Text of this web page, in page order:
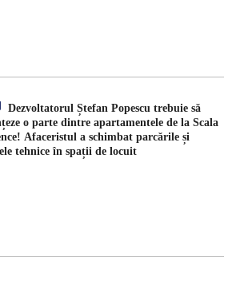
Dezvoltatorul Ștefan Popescu trebuie să
o parte dintre apartamentele de la Scala
Afaceristul a schimbat parcările și
tehnice în spații de locuit